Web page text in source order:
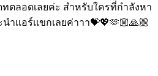
ตลอดเลยค่ะ สำหรับใครที่กำลังหา
ำเเอร์เเขกเลยค่าาา💝💖🫶🏼🙏🏼